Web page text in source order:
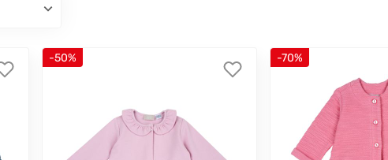
-50% -70%